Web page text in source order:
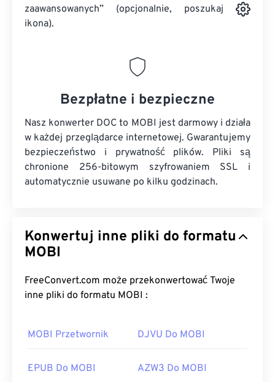
zaawansowanych” (opcjonalnie, poszukaj
ikona).
Bezpłatne i bezpieczne
Nasz konwerter DOC to MOBI jest darmowy i działa
w każdej przeglądarce internetowej. Gwarantujemy
bezpieczeństwo i prywatność plików. Pliki są
chronione 256-bitowym szyfrowaniem SSL i
automatycznie usuwane po kilku godzinach.
Konwertuj inne pliki do formatu
MOBI
FreeConvert.com może przekonwertować Twoje
inne pliki do formatu MOBI :
MOBI Przetwornik DJVU Do MOBI
EPUB Do MOBI AZW3 Do MOBI